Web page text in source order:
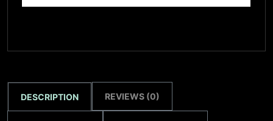
DESCRIPTION REVIEWS (0)